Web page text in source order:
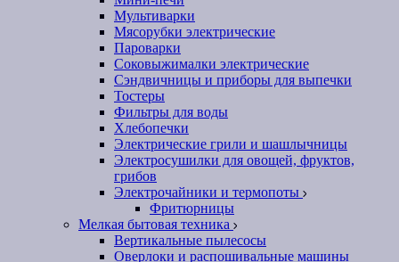
Мультиварки
Мясорубки электрические
Пароварки
Соковыжималки электрические
Сэндвичницы и приборы для выпечки
Тостеры
Фильтры для воды
Хлебопечки
Электрические грили и шашлычницы
Электросушилки для овощей, фруктов,
грибов
Электрочайники и термопоты
Фритюрницы
Мелкая бытовая техника
Вертикальные пылесосы
Оверлоки и распошивальные машины